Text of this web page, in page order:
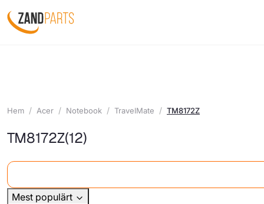
Hem Acer Notebook TravelMate TM8172Z
TM8172Z(12)
Mest populärt